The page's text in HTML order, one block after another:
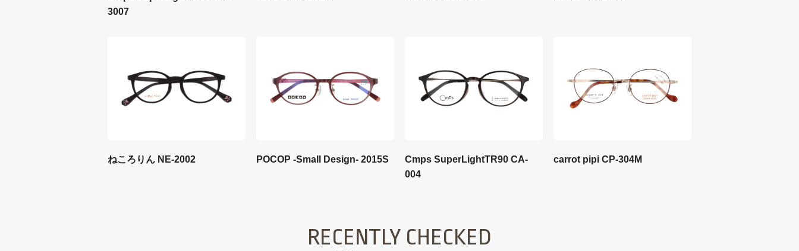
3007
ねころりん NE-2002 POCOP -Small Design- 2015S
Cmps SuperLightTR90 CA-
004
carrot pipi CP-304M
RECENTLY CHECKED